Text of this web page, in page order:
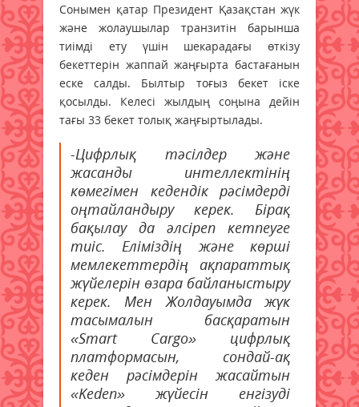
Сонымен қатар Президент Қазақстан жүк
және жолаушылар транзитін барынша
тиімді ету үшін шекарадағы өткізу
бекеттерін жаппай жаңғырта бастағанын
еске салды. Былтыр тоғыз бекет іске
қосылды. Келесі жылдың соңына дейін
тағы 33 бекет толық жаңғыртылады.
-Цифрлық тәсілдер және
жасанды интеллектінің
көмегімен кедендік рәсімдерді
оңтайландыру керек. Бірақ
бақылау да әлсіреп кетпеуге
тиіс. Еліміздің және көрші
мемлекеттердің ақпараттық
жүйелерін өзара байланыстыру
керек. Мен Жолдауымда жүк
тасымалын басқаратын
«Smart Cargo» цифрлық
платформасын, сондай-ақ
кеден рәсімдерін жасайтын
«Keden» жүйесін енгізуді